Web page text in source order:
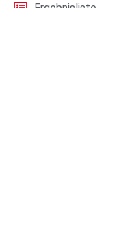
Ergebnisliste